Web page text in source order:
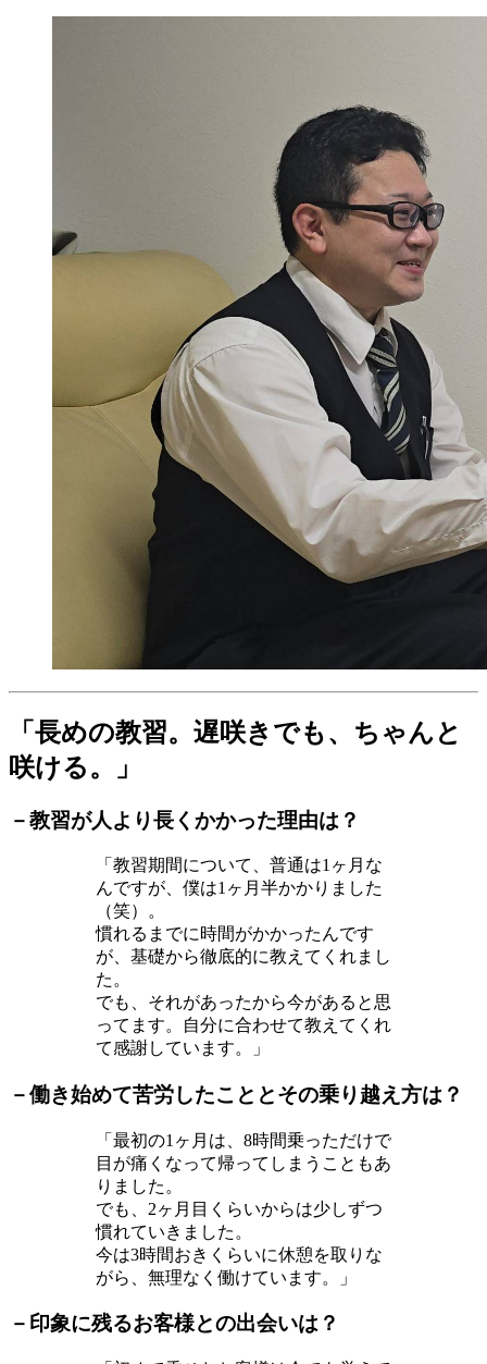
「長めの教習。遅咲きでも、ちゃんと
咲ける。」
－教習が人より長くかかった理由は？
「教習期間について、普通は1ヶ月な
んですが、僕は1ヶ月半かかりました
（笑）。
慣れるまでに時間がかかったんです
が、基礎から徹底的に教えてくれまし
た。
でも、それがあったから今があると思
ってます。自分に合わせて教えてくれ
て感謝しています。」
－働き始めて苦労したこととその乗り越え方は？
「最初の1ヶ月は、8時間乗っただけで
目が痛くなって帰ってしまうこともあ
りました。
でも、2ヶ月目くらいからは少しずつ
慣れていきました。
今は3時間おきくらいに休憩を取りな
がら、無理なく働けています。」
－印象に残るお客様との出会いは？